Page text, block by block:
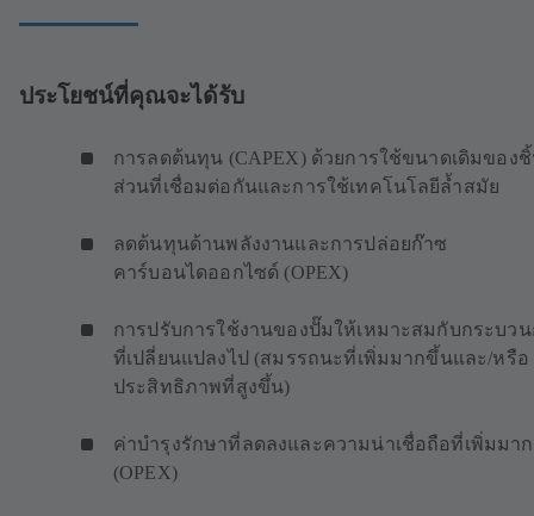
ประโยชน์ที่คุณจะได้รับ
การลดต้นทุน (CAPEX) ด้วยการใช้ขนาดเดิมของ
ส่วนที่เชื่อมต่อกันและการใช้เทคโนโลยีล้ำสมัย
ลดต้นทุนด้านพลังงานและการปล่อยก๊าซ
คาร์บอนไดออกไซด์ (OPEX)
การปรับการใช้งานของปั๊มให้เหมาะสมกับกระบว
ที่เปลี่ยนแปลงไป (สมรรถนะที่เพิ่มมากขึ้นและ/หรือ
ประสิทธิภาพที่สูงขึ้น)
ค่าบำรุงรักษาที่ลดลงและความน่าเชื่อถือที่เพิ่มมา
(OPEX)